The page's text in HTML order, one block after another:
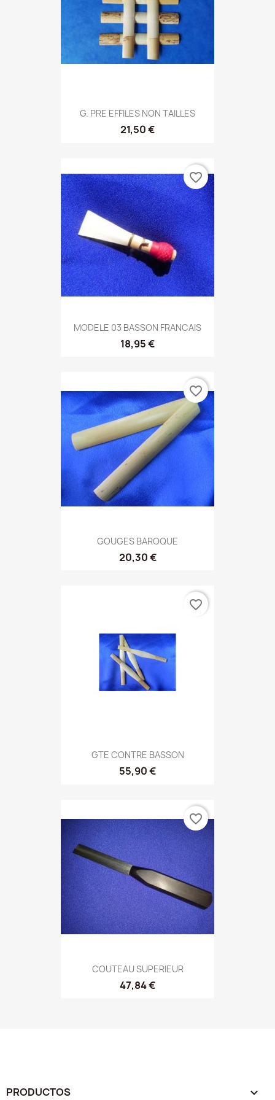
G. PRE EFFILES NON TAILLES
21,50 €
MODELE 03 BASSON FRANCAIS
18,95 €
favorite_border
GOUGES BAROQUE
20,30 €
favorite_border
GTE CONTRE BASSON
55,90 €
favorite_border
COUTEAU SUPERIEUR
47,84 €
favorite_border
PRODUCTOS 